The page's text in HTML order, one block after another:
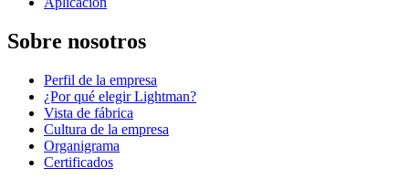
Sobre nosotros
Perfil de la empresa
¿Por qué elegir Lightman?
Vista de fábrica
Cultura de la empresa
Organigrama
Certificados